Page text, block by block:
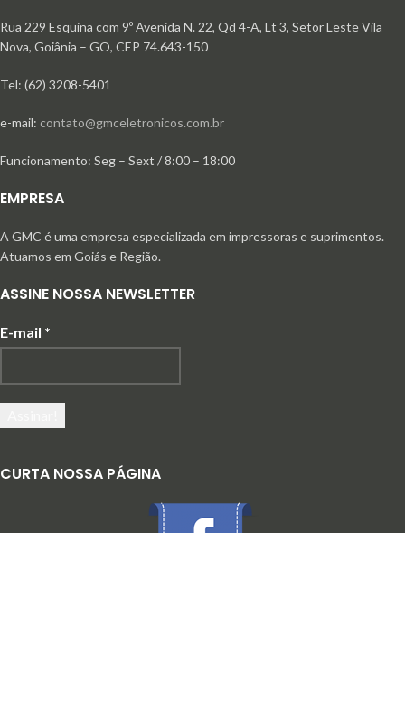
Rua 229 Esquina com 9º Avenida N. 22, Qd 4-A, Lt 3, Setor Leste Vila
Nova, Goiânia – GO, CEP 74.643-150
Tel: (62) 3208-5401
e-mail: contato@gmceletronicos.com.br
Funcionamento: Seg – Sext / 8:00 – 18:00
EMPRESA
A GMC é uma empresa especializada em impressoras e suprimentos.
Atuamos em Goiás e Região.
ASSINE NOSSA NEWSLETTER
E-mail *
CURTA NOSSA PÁGINA